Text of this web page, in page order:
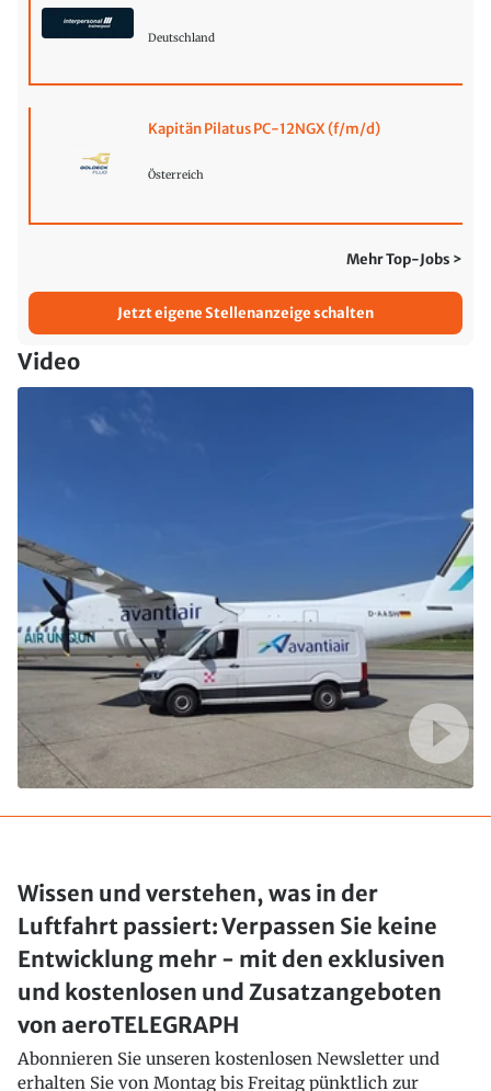
Deutschland
Kapitän Pilatus PC-12NGX (f/m/d)
Österreich
Mehr Top-Jobs >
Jetzt eigene Stellenanzeige schalten
Video
Wissen und verstehen, was in der
Luftfahrt passiert: Verpassen Sie keine
Entwicklung mehr - mit den exklusiven
und kostenlosen und Zusatzangeboten
von aeroTELEGRAPH
Abonnieren Sie unseren kostenlosen Newsletter und
erhalten Sie von Montag bis Freitag pünktlich zur